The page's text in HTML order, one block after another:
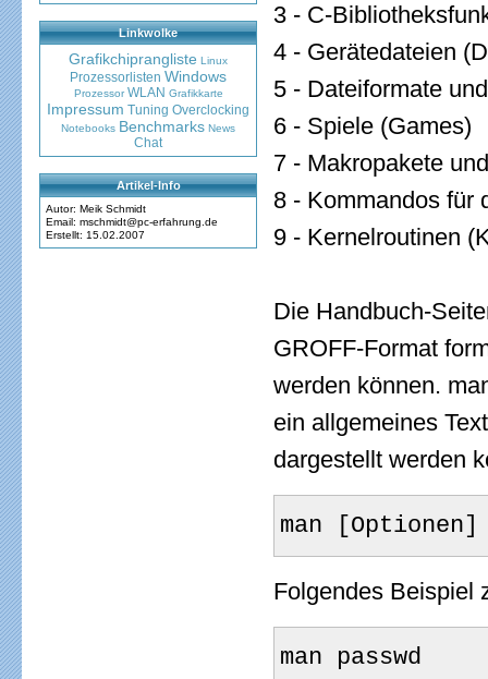
Linkwolke
Grafikchiprangliste Linux
Prozessorlisten Windows
Prozessor WLAN Grafikkarte
Impressum Tuning Overclocking
Notebooks Benchmarks News
Chat
Artikel-Info
Autor: Meik Schmidt
Email: mschmidt@pc-erfahrung.de
Erstellt: 15.02.2007
3 - C-
4 - Gerätedateien
5 - Dateiformate
6 - Spiele (Games)
7 - Makropakete
8 - Kommandos für
9 - Kernelroutinen
Die Handbuch-
GROFF-Format
werden können.
ein allgemeines
dargestellt werden
man
Folgendes Beispiel
man passwd